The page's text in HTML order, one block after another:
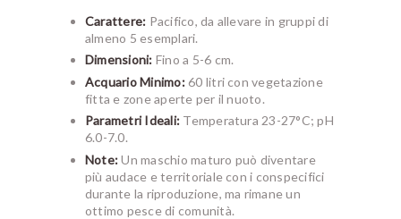
Carattere: Pacifico, da allevare in gruppi di
almeno 5 esemplari.
Dimensioni: Fino a 5-6 cm.
Acquario Minimo:60 litri con vegetazione
fitta e zone aperte per il nuoto.
Parametri Ideali: Temperatura 23-27°C; pH
6.0-7.0.
Note:Un maschio maturo può diventare
più audace e territoriale con i conspecifici
durante la riproduzione, ma rimane un
ottimo pesce di comunità.